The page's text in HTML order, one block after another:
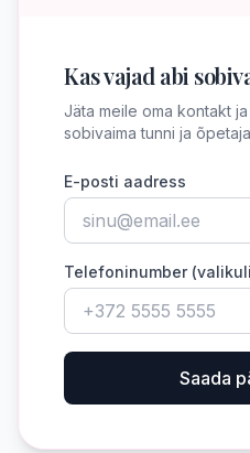
Kas vajad abi
Jäta meile oma kontakt
sobivaima tunni ja
E-posti aadress
Telefoninumber
Saada